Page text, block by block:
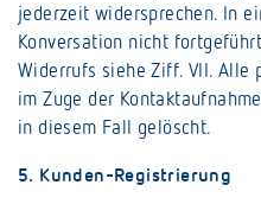
jederzeit widersprechen. In
Konversation nicht
Widerrufs siehe Ziff. VII. Alle
im Zuge der
in diesem Fall gelöscht.
5. Kunden-Registrierung